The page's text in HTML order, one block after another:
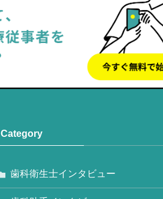
Category
歯科衛生士インタビュー